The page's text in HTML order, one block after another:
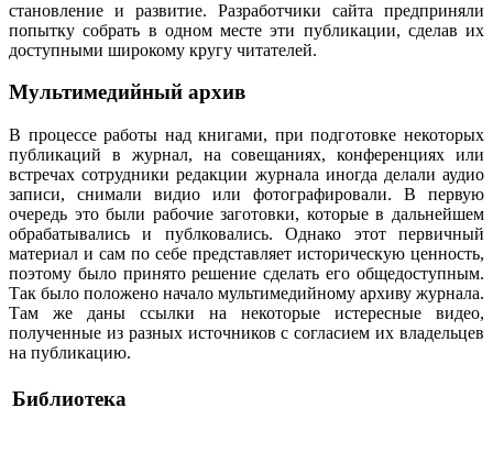
становление и развитие. Разработчики сайта предприняли
попытку собрать в одном месте эти публикации, сделав их
доступными широкому кругу читателей.
Мультимедийный архив
В процессе работы над книгами, при подготовке некоторых
публикаций в журнал, на совещаниях, конференциях или
встречах сотрудники редакции журнала иногда делали аудио
записи, снимали видио или фотографировали. В первую
очередь это были рабочие заготовки, которые в дальнейшем
обрабатывались и публковались. Однако этот первичный
материал и сам по себе представляет историческую ценность,
поэтому было принято решение сделать его общедоступным.
Так было положено начало мультимедийному архиву журнала.
Там же даны ссылки на некоторые истересные видео,
полученные из разных источников с согласием их владельцев
на публикацию.
Библиотека